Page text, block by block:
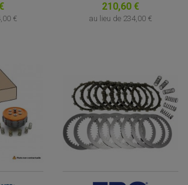
€
210,60 €
au lieu de 234,00 €